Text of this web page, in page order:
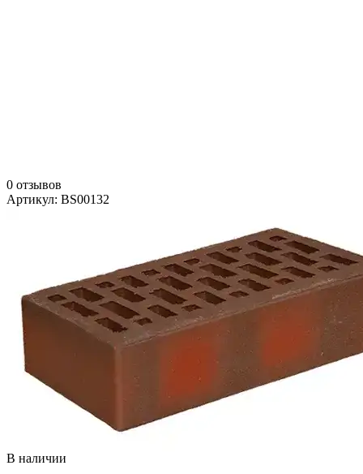
0 отзывов
Артикул: BS00132
В наличии